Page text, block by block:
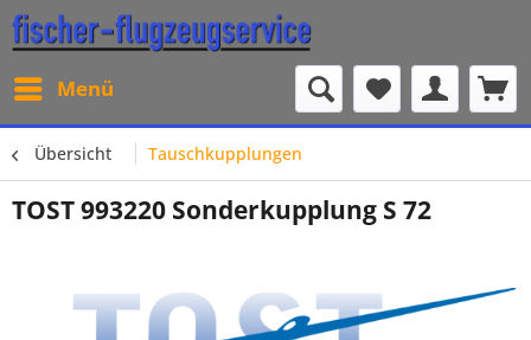
Menü
Übersicht Tauschkupplungen
TOST 993220 Sonderkupplung S 72